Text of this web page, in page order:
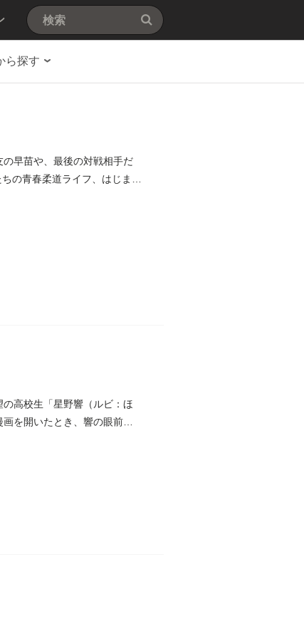
ら探す
早苗や、最後の対戦相手だ
の青春柔道ライフ、はじま
高校生「星野響（ルビ：ほ
を開いたとき、響の眼前に